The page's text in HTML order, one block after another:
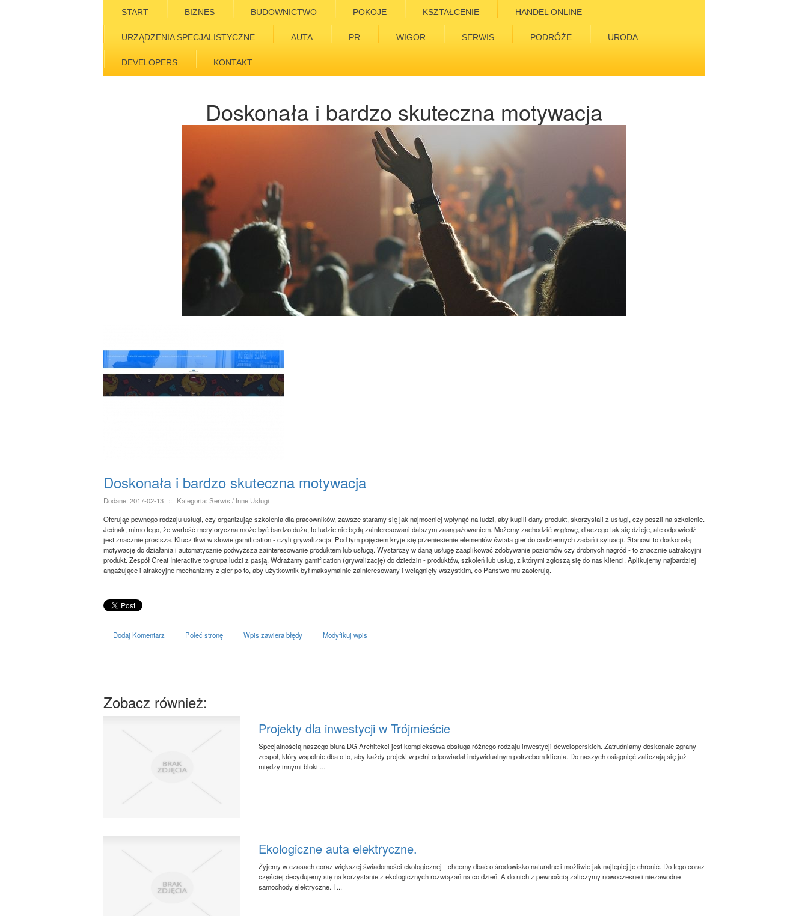
START BIZNES BUDOWNICTWO POKOJE KSZTAŁCENIE HANDEL ONLINE
URZĄDZENIA SPECJALISTYCZNE AUTA PR WIGOR SERWIS PODRÓŻE URODA
DEVELOPERS KONTAKT
Doskonała i bardzo skuteczna motywacja
Doskonała i bardzo skuteczna motywacja
Dodane: 2017-02-13 ::
Kategoria: Serwis / Inne Usługi
Oferując pewnego rodzaju usługi, czy organizując szkolenia dla pracowników, zawsze staramy się jak najmocniej wpłynąć na ludzi, aby kupili dany produkt, skorzystali z usługi, czy poszli na szkolenie.
Jednak, mimo tego, że wartość merytoryczna może być bardzo duża, to ludzie nie będą zainteresowani dalszym zaangażowaniem. Możemy zachodzić w głowę, dlaczego tak się dzieje, ale odpowiedź
jest znacznie prostsza. Klucz tkwi w słowie gamification - czyli grywalizacja. Pod tym pojęciem kryje się przeniesienie elementów świata gier do codziennych zadań i sytuacji. Stanowi to doskonałą
motywację do działania i automatycznie podwyższa zainteresowanie produktem lub usługą. Wystarczy w daną usługę zaaplikować zdobywanie poziomów czy drobnych nagród - to znacznie uatrakcyjni
produkt. Zespół Great Interactive to grupa ludzi z pasją. Wdrażamy gamification (grywalizację) do dziedzin - produktów, szkoleń lub usług, z którymi zgłoszą się do nas klienci. Aplikujemy najbardziej
angażujące i atrakcyjne mechanizmy z gier po to, aby użytkownik był maksymalnie zainteresowany i wciągnięty wszystkim, co Państwo mu zaoferują.
Dodaj Komentarz Poleć stronę Wpis zawiera błędy Modyfikuj wpis
Zobacz również:
Projekty dla inwestycji w Trójmieście
Specjalnością naszego biura DG Architekci jest kompleksowa obsługa różnego rodzaju inwestycji deweloperskich. Zatrudniamy doskonale zgrany
zespół, który wspólnie dba o to, aby każdy projekt w pełni odpowiadał indywidualnym potrzebom klienta. Do naszych osiągnięć zaliczają się już
między innymi bloki ...
Ekologiczne auta elektryczne.
Żyjemy w czasach coraz większej świadomości ekologicznej - chcemy dbać o środowisko naturalne i możliwie jak najlepiej je chronić. Do tego coraz
częściej decydujemy się na korzystanie z ekologicznych rozwiązań na co dzień. A do nich z pewnością zaliczymy nowoczesne i niezawodne
samochody elektryczne. I ...